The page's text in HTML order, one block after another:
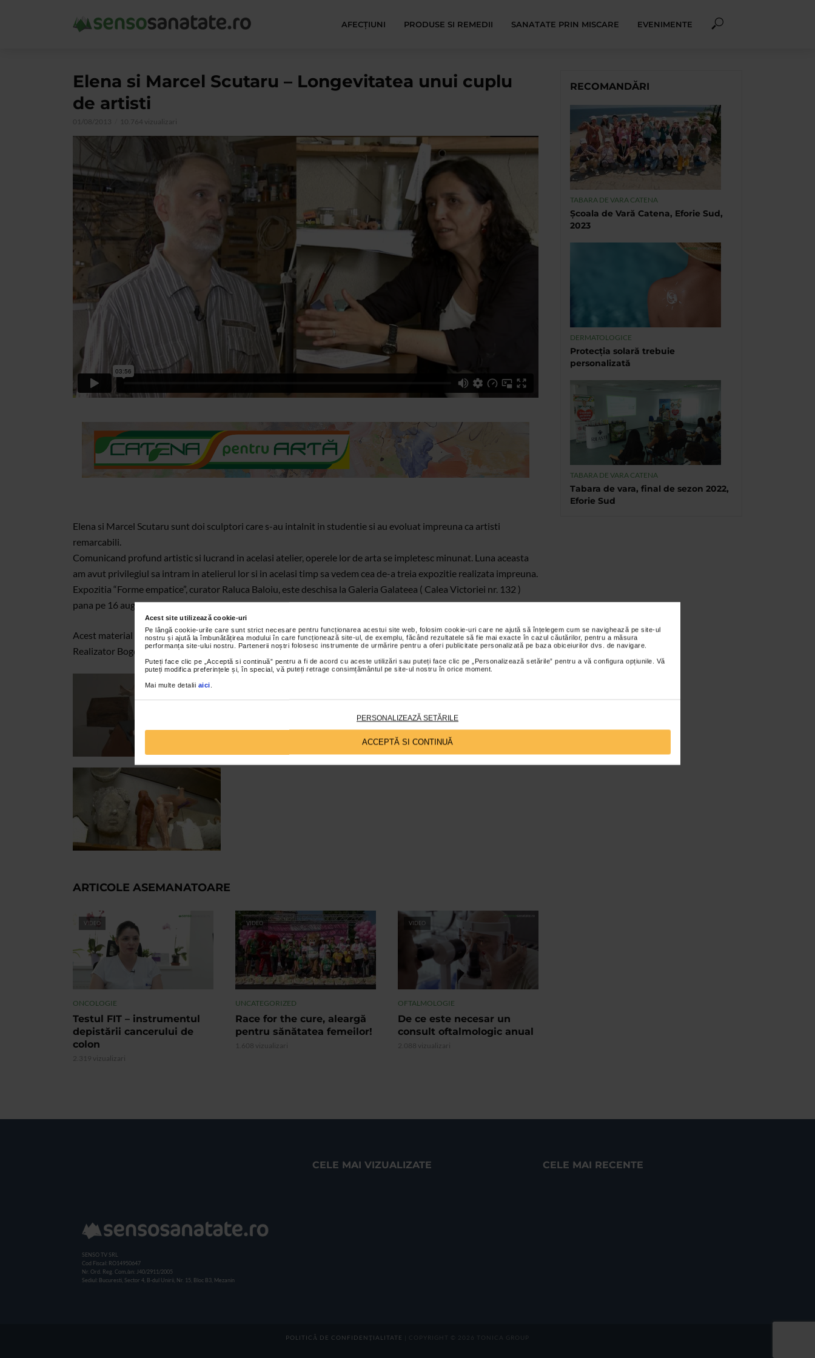
Acest site utilizează cookie-uri
Pe lângă cookie-urile care sunt strict necesare pentru funcționarea acestui site web, folosim cookie-uri care ne ajută să înțelegem cum se navighează pe site-ul
nostru și ajută la îmbunătățirea modului în care funcționează site-ul, de exemplu, făcând rezultatele să fie mai exacte în cazul căutărilor, pentru a măsura
performanța site-ului nostru. Partenerii noștri folosesc instrumente de urmărire pentru a oferi publicitate personalizată pe baza obiceiurilor dvs. de navigare.
Puteți face clic pe „Acceptă si continuă” pentru a fi de acord cu aceste utilizări sau puteți face clic pe „Personalizează setările” pentru a vă configura opțiunile. Vă
puteți modifica preferințele și, în special, vă puteți retrage consimțământul pe site-ul nostru în orice moment.
Mai multe detalii aici
PERSONALIZEAZĂ SETĂRILE
ACCEPTĂ SI CONTINUĂ
AFECŢIUNI PRODUSE SI REMEDII SANATATE PRIN MISCARE EVENIMENTE
Elena si Marcel Scutaru – Longevitatea unui cuplu
de artisti
01/08/2013 10.764 vizualizari
Elena si Marcel Scutaru sunt doi sculptori care s-au intalnit in studentie si au evoluat impreuna ca artisti
remarcabili.
Comunicand profund artistic si lucrand in acelasi atelier, operele lor de arta se impletesc minunat. Luna aceasta
am avut privilegiul sa intram in atelierul lor si in acelasi timp sa vedem cea de-a treia expozitie realizata impreuna.
Expozitia “Forme empatice”, curator Raluca Baloiu, este deschisa la Galeria Galateea ( Calea Victoriei nr. 132 )
pana pe 16 august 2013.
Acest material va este oferit de Catena.
Realizator Bogdana Contras
ARTICOLE ASEMANATOARE
VIDEO
ONCOLOGIE
Testul FIT – instrumentul
depistării cancerului de
colon
2.319 vizualizari
VIDEO
UNCATEGORIZED
Race for the cure, aleargă
pentru sănătatea femeilor!
1.608 vizualizari
VIDEO
OFTALMOLOGIE
De ce este necesar un
consult oftalmologic anual
2.088 vizualizari
RECOMANDĂRI
TABARA DE VARA CATENA
Școala de Vară Catena, Eforie Sud,
2023
DERMATOLOGICE
Protecția solară trebuie
personalizată
TABARA DE VARA CATENA
Tabara de vara, final de sezon 2022,
Eforie Sud
SENSO TV SRL
Cod Fiscal: RO14950647
Nr. Ord. Reg. Com./an: J40/2911/2005
Sediul: Bucuresti, Sector 4, B-dul Unirii, Nr. 15, Bloc B3, Mezanin
CELE MAI VIZUALIZATE CELE MAI RECENTE
POLITICĂ DE CONFIDENȚIALITATE | COPYRIGHT © 2026 TONICA GROUP